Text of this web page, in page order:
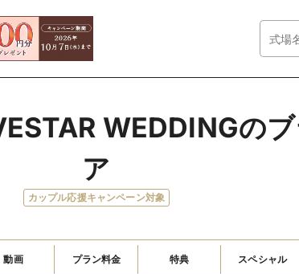
WEDDINGの
ア
カップル応援キャンペーン対象
動画 プラン料金 特典 スペシャル